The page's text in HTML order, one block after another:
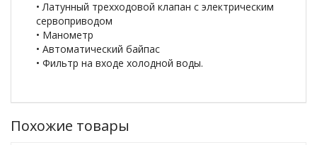
• Латунный трехходовой клапан с электрическим
сервоприводом
• Манометр
• Автоматический байпас
• Фильтр на входе холодной воды.
Похожие товары